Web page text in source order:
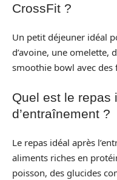
CrossFit ?
Un petit déjeuner idéal
d’avoine, une omelette,
smoothie bowl avec des
Quel est le repas
d’entraînement ?
Le repas idéal après
aliments riches en
poisson, des glucides